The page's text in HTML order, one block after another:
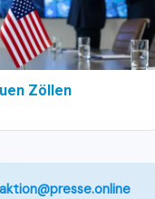
Zöllen